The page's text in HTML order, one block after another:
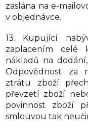
zaslána na e-
v objednávce.
13. Kupující
zaplacením celé
nákladů na
Odpovědnost za
ztrátu zboží
převzetí zboží
povinnost zboží
smlouvou tak